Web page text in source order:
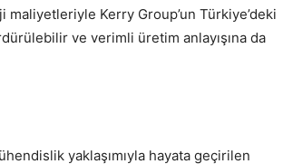
Kerry Group’un Türkiye’deki
ve verimli üretim anlayışına da
yaklaşımıyla hayata geçirilen